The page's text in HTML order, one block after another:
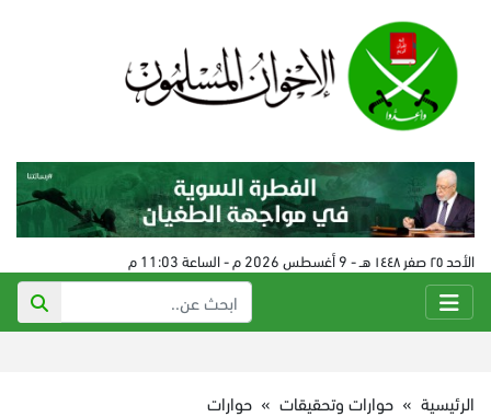
الأحد ٢٥ صفر ١٤٤٨ هـ - 9 أغسطس 2026 م - الساعة 11:03 م
الرئيسية » حوارات وتحقيقات » حوارات